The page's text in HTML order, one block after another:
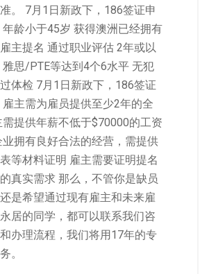
。 7月1日新政下，186签证申
龄小于45岁 获得澳洲已经拥有
主提名 通过职业评估 2年或以
思/PTE等达到4个6水平 无犯
体检 7月1日新政下，186签证
雇主需为雇员提供至少2年的全
提供年薪不低于$70000的工资
拥有良好合法的经营，需提供
等材料证明 雇主需要证明提名
真实需求 那么，不管你是缺员
是希望通过现有雇主和未来雇
居的同学，都可以联系我们咨
办理流程，我们将用17年的专
。